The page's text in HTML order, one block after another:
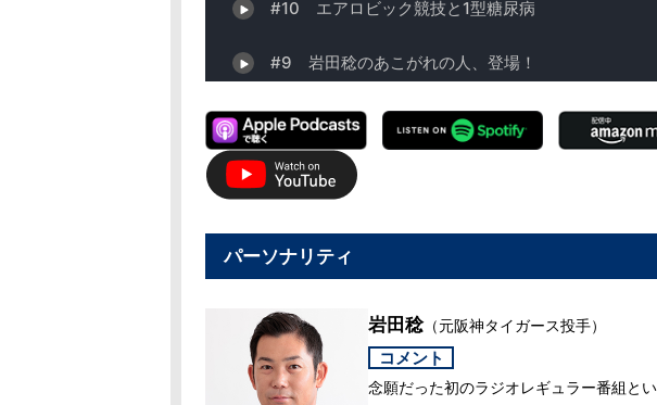
パーソナリティ
岩田稔（元阪神タイガース投手）
コメント
念願だった初のラジオレギュラー番組と